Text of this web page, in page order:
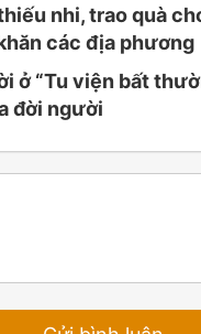
nhi, trao quà
các địa phương
ở “Tu viện bất
đời người